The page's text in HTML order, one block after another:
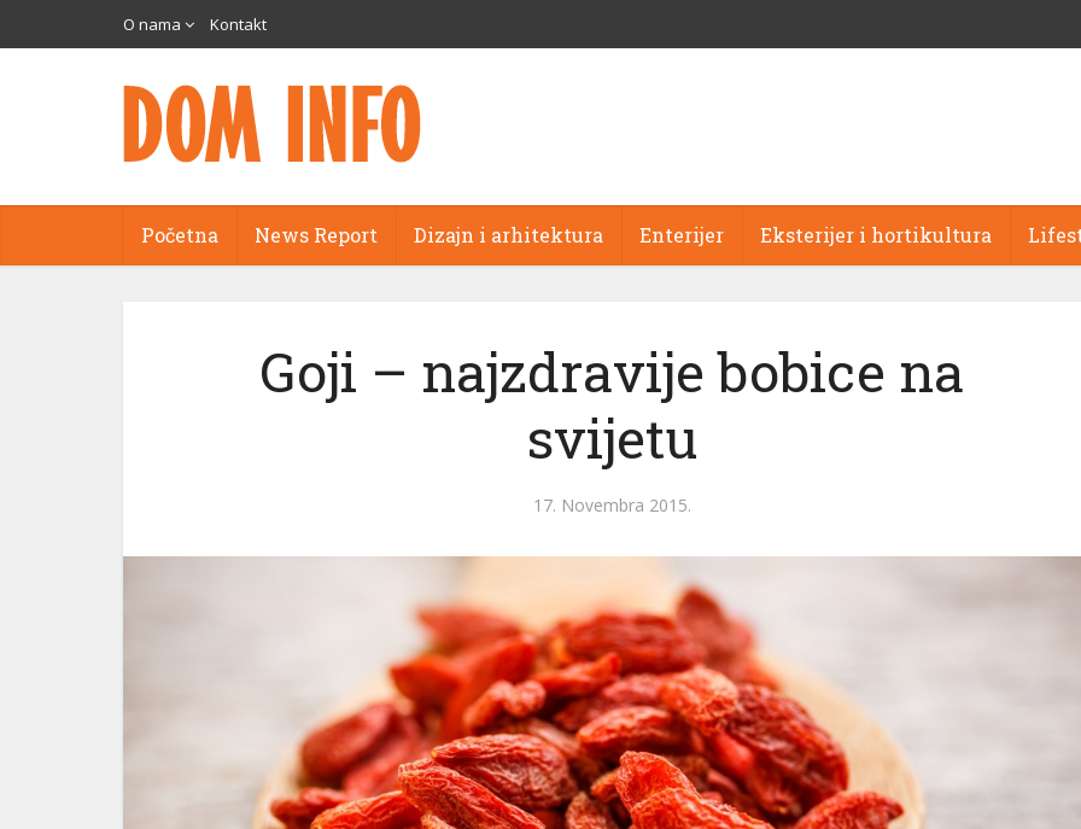
O nama Kontakt
Početna News Report Dizajn i arhitektura Enterijer Eksterijer i hortikultura
Goji – najzdravije bobice na
svijetu
17. Novembra 2015.